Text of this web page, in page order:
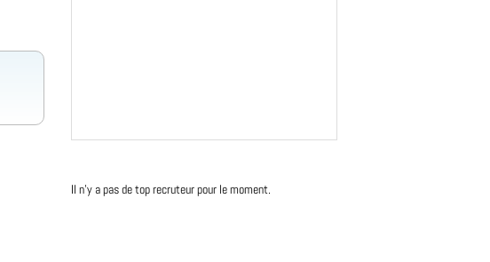
Il n'y a pas de top recruteur pour le moment.